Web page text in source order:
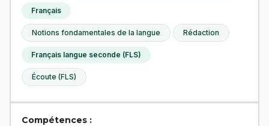
Français
Notions fondamentales de la langue Rédaction
Français langue seconde (FLS)
Écoute (FLS)
Compétences :